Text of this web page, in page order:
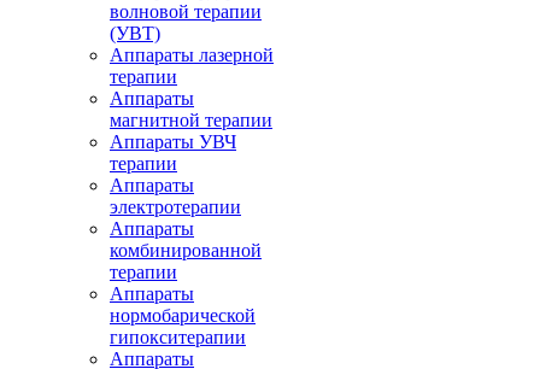
волновой терапии
(УВТ)
Аппараты лазерной
терапии
Аппараты
магнитной терапии
Аппараты УВЧ
терапии
Аппараты
электротерапии
Аппараты
комбинированной
терапии
Аппараты
нормобарической
гипокситерапии
Аппараты